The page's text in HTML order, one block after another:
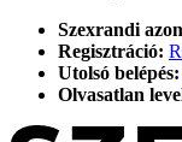
Szexrandi
Regisztráció:
Utolsó belépés:
Olvasatlan